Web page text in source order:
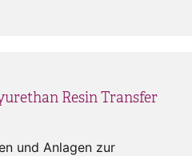
Resin Transfer
und Anlagen zur